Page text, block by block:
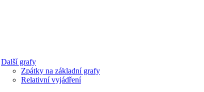
Další grafy
Zpátky na základní grafy
Relativní vyjádření